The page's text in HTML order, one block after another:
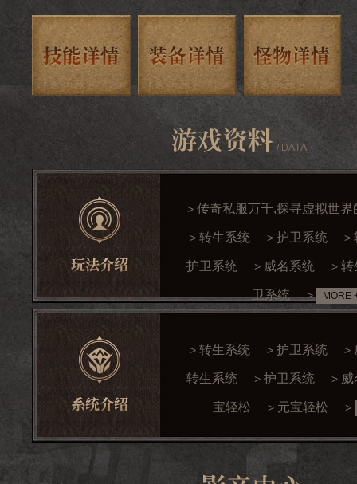
> 传奇私服万千,探寻虚拟世界
> 转生系统 > 护卫系统 >
护卫系统 > 威名系统 > 转
卫系统 > MORE
> 转生系统 > 护卫系统 >
转生系统 > 护卫系统 >
宝轻松 > 元宝轻松 >